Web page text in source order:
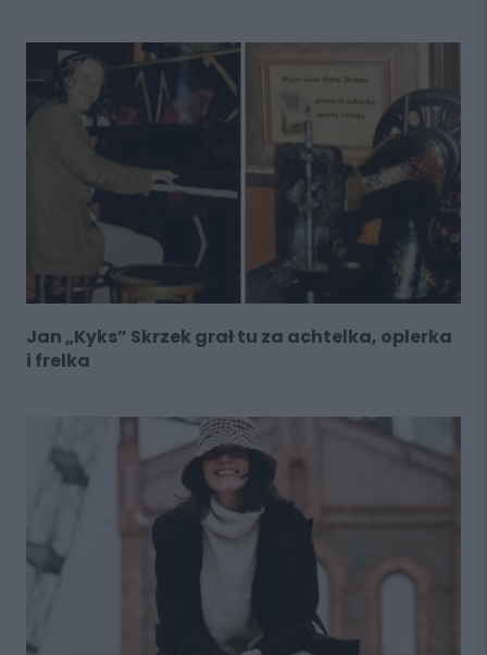
Jan „Kyks” Skrzek grał tu za achtelka, oplerka
i frelka